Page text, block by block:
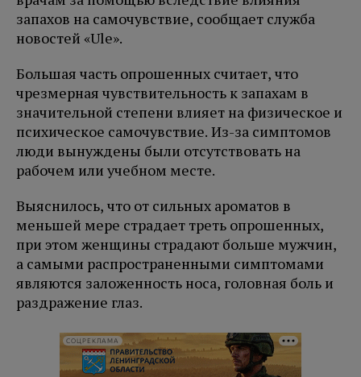
запахов на самочувствие, сообщает служба
новостей «Ule».
Большая часть опрошенных считает, что
чрезмерная чувствительность к запахам в
значительной степени влияет на физическое и
психическое самочувствие. Из-за симптомов
люди вынуждены были отсутствовать на
рабочем или учебном месте.
Выяснилось, что от сильных ароматов в
меньшей мере страдает треть опрошенных,
при этом женщины страдают больше мужчин,
а самыми распространенными симптомами
являются заложенность носа, головная боль и
раздражение глаз.
СОЦРЕКЛАМА